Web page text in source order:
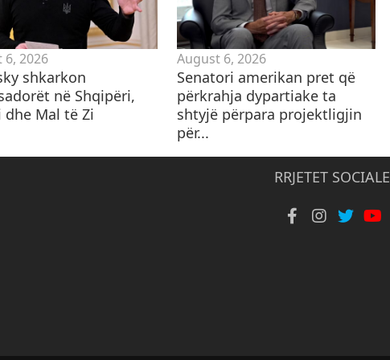
6, 2026
shkarkon
në Shqipëri,
dhe Mal të Zi
August 6, 2026
Senatori amerikan pret që
përkrahja dypartiake ta
shtyjë përpara projektligjin
për...
RRJETET SOCIALE